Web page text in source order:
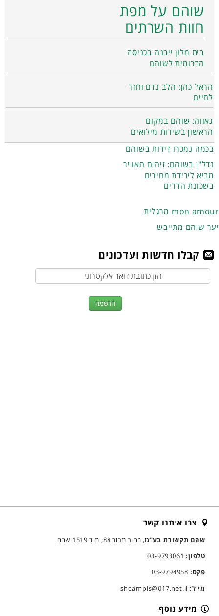
שוהם על מפת
חוות השרתים
בית מלון ייבנה בכניסה
הדרומית לשוהם
הראל כהן: הלב נדם וחזר
לחיים
גאווה: שוהם במקום
הראשון בשירות מילואים
בכמה נמכרו דירות בשוהם
נדל"ן בשוהם: זיהום האוויר
מביא לירידת מחירים
בשכונת הדרים
מרגלית mon amour
יער שוהם מתייבש
קבלו חדשות ועדכונים
צרו איתנו קשר
שהם תקשורת בע"מ, רחוב תבור 88, ת.ד 1519 שהם
טלפון:03-9793061
פקס:
מייל:
מידע נוסף